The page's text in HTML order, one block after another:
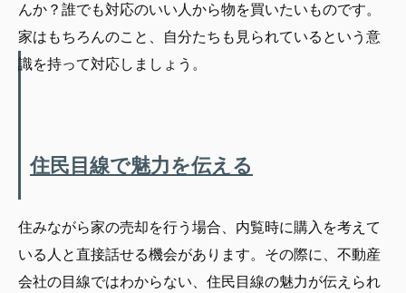
んか？誰でも対応のいい人から物を買いたいものです。
家はもちろんのこと、自分たちも見られているという意
識を持って対応しましょう。
住民目線で魅力を伝える
住みながら家の売却を行う場合、内覧時に購入を考えて
いる人と直接話せる機会があります。その際に、不動産
会社の目線ではわからない、住民目線の魅力が伝えられ